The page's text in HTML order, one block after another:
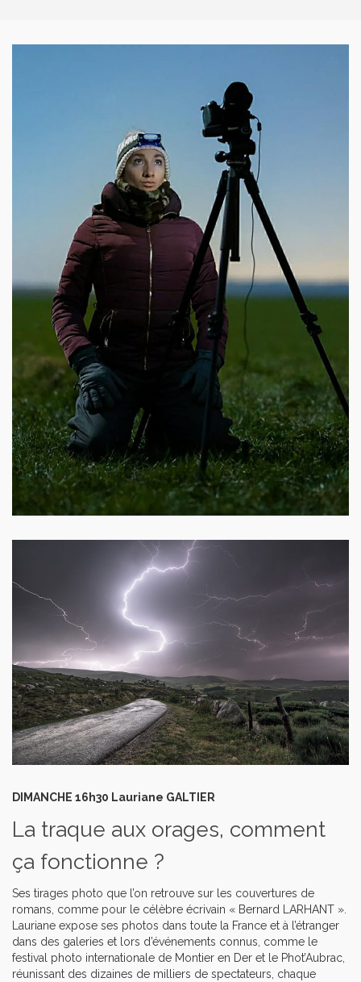
DIMANCHE 16h30 Lauriane GALTIER
La traque aux orages, comment
ça fonctionne ?
Ses tirages photo que l’on retrouve sur les couvertures de
romans, comme pour le célèbre écrivain « Bernard LARHANT ».
Lauriane expose ses photos dans toute la France et à l’étranger
dans des galeries et lors d’événements connus, comme le
festival photo internationale de Montier en Der et le Phot’Aubrac,
réunissant des dizaines de milliers de spectateurs, chaque